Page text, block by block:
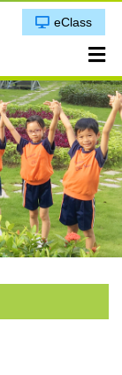
eClass